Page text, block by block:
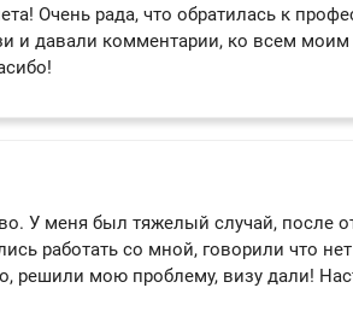
Очень рада, что обратилась к
и давали комментарии, ко всем
У меня был тяжелый случай, после
работать со мной, говорили что
решили мою проблему, визу дали!